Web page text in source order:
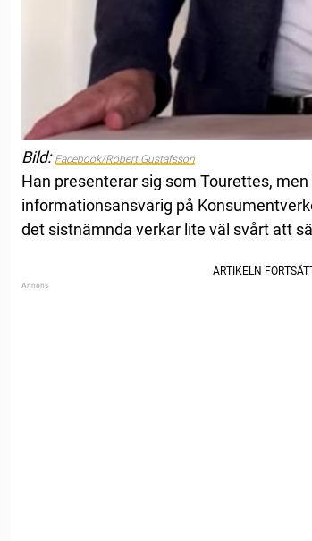
Bild: Facebook/Robert Gustafsson
Han presenterar sig som Tourettes,
informationsansvarig på
det sistnämnda verkar lite väl svårt att